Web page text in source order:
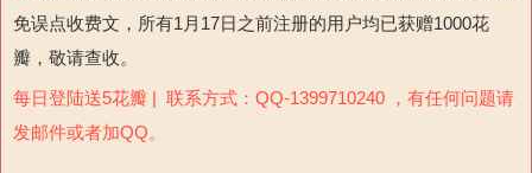
免误点收费文，所有1月17日之前注册的用户均已获赠1000花
瓣，敬请查收。
每日登陆送5花瓣 | 联系方式：QQ-1399710240 ，有任何问题请
发邮件或者加QQ。